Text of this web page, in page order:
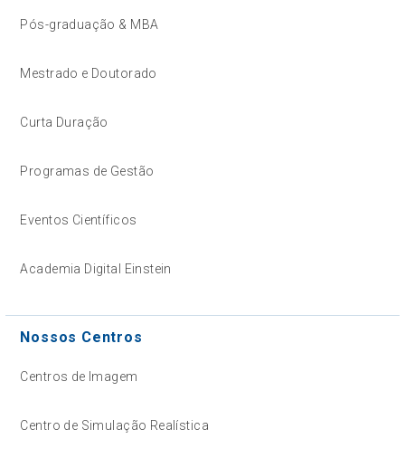
Pós-graduação & MBA
Mestrado e Doutorado
Curta Duração
Programas de Gestão
Eventos Científicos
Academia Digital Einstein
Nossos Centros
Centros de Imagem
Centro de Simulação Realística